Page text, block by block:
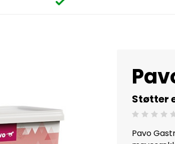
Støtter
Beoordeling: 0/5
Pavo